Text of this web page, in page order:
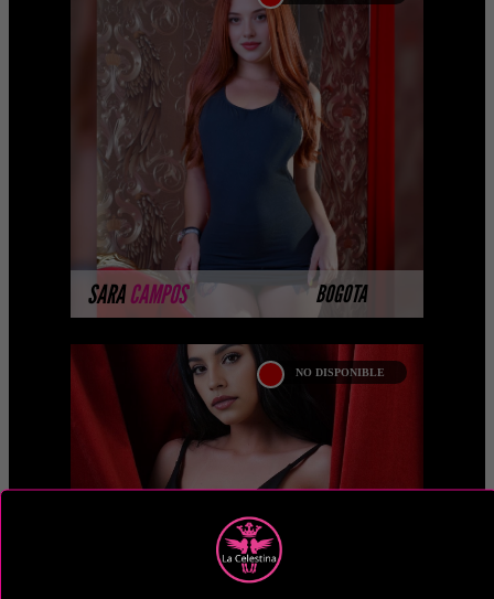
SARACAMPOS BOGOTA
SARA CAMPOS
Soy una hermosa escorts de Bogotá,
una acompañante ardiente dispuesta a
complacerte. Tengo ojos color miel y
pelo rojo . Te encant ...
MÁS INFORMACIÓN
NO DISPONIBLE
LIANA SUAREZ
Hola papi soy, una apasionada escorts
vip bogota de 28 años de edad. Mi piel
trigueña te cautivará, al igual que mi